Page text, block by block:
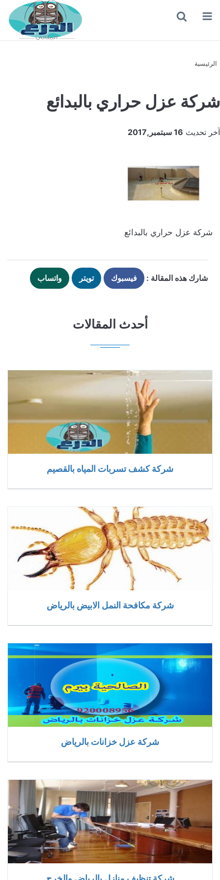
القائمة
الرئيسية
شركة عزل حراري بالبدائع
آخر تحديث 16 سبتمبر,2017
شركة عزل حراري بالبدائع
شارك هذه المقالة : فيسبوك تويتر واتساب
أحدث المقالات
شركة كشف تسربات المياه بالقصيم
شركة مكافحة النمل الابيض بالرياض
شركة عزل خزانات بالرياض